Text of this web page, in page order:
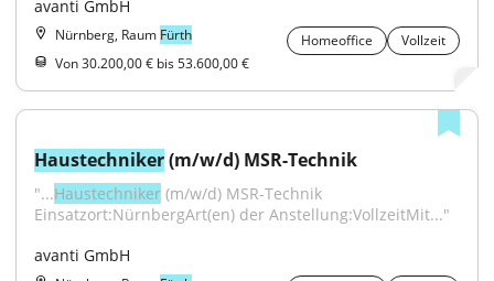
avanti GmbH
Nürnberg, Raum Fürth Homeoffice
Vollzeit
Von 30.200,00 € bis 53.600,00 €
Haustechniker (m/w/d) MSR-Technik
"...Haustechniker (m/w/d) MSR-Technik
Einsatzort:NürnbergArt(en) der Anstellung:VollzeitMit..."
avanti GmbH